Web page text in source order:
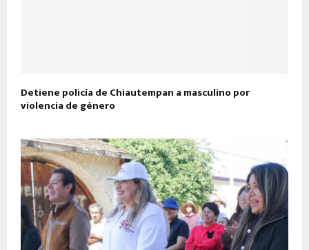
Detiene policía de Chiautempan a masculino por
violencia de género